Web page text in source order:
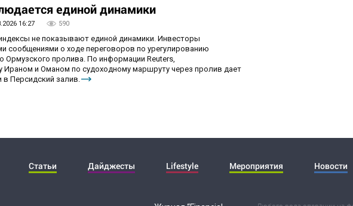
единой динамики
16:27 590
не показывают единой динамики. Инвесторы
о ходе переговоров по урегулированию
пролива. По информации Reuters,
и Оманом по судоходному маршруту через пролив дает
Персидский залив.
Статьи Дайджесты Lifestyle Мероприятия Новости